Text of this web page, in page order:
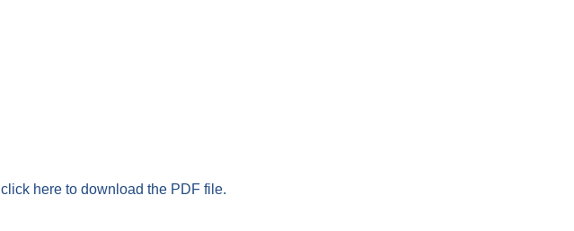
click here to download the PDF file.